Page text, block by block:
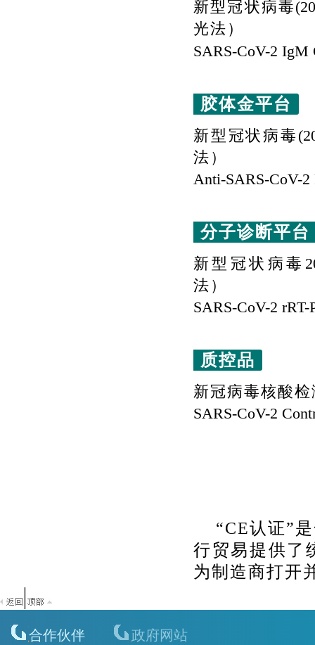
新型冠状病毒
光法）
SARS-CoV-2
胶体金平台
新型冠状病毒
法）
Anti-SARS-CoV-2
分子诊断平台
新型冠状病毒
法）
SARS-CoV-2 rRT-
质控品
新冠病毒核酸
SARS-CoV-2
“CE认证”
行贸易提供了
为制造商打开
|
合作伙伴 政府网站